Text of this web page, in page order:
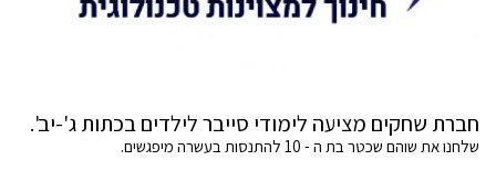
חברת שחקים מציעה לימודי סייבר לילדים בכתות ג'-יב'.
שלחנו את שוהם שכטר בת ה - 10 להתנסות בעשרה מיפגשים.